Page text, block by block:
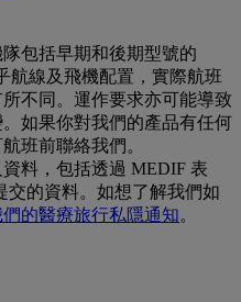
包括早期和後期型號的
航線及飛機配置，實際航班
不同。運作要求亦可能導致
如果你對我們的產品有任何
班前聯絡我們。
料，包括透過 MEDIF 表
交的資料。如想了解我們如
的醫療旅行私隱通知。